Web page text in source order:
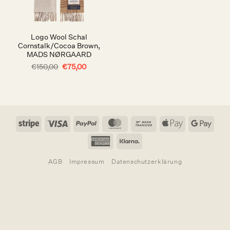
Logo Wool Schal
Cornstalk/Cocoa Brown,
MADS NØRGAARD
€150,00 Ursprünglicher
Preis
€75,00Aktueller
Stripe Visa PayPal MasterCardBank
Apple
AmericanKlarna
AGB Impressum Datenschutzerklärung